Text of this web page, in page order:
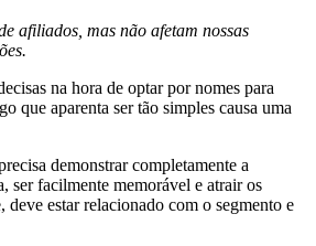
afiliados, mas não afetam nossas
na hora de optar por nomes para
que aparenta ser tão simples causa uma
demonstrar completamente a
ser facilmente memorável e atrair os
estar relacionado com o segmento e